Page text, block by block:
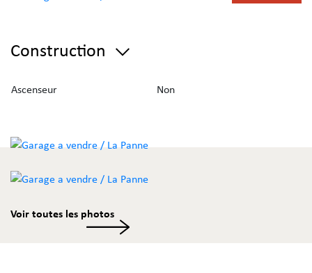
Construction
Ascenseur Non
Voir toutes les photos